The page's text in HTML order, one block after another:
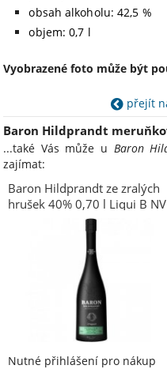
obsah alkoholu: 42,5 %
objem: 0,7 l
Vyobrazené foto může být
přejít
Baron Hildprandt
...také Vás může u Baron
zajímat:
Baron Hildprandt ze zralých
hrušek 40% 0,70 l Liqui B NV
Nutné přihlášení pro nákup